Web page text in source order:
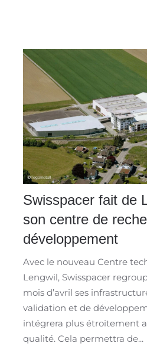
Swisspacer fait de
son centre de
développement
Avec le nouveau Centre
Lengwil, Swisspacer
mois d’avril ses
validation et de
intégrera plus étroitement
qualité. Cela permettra de...